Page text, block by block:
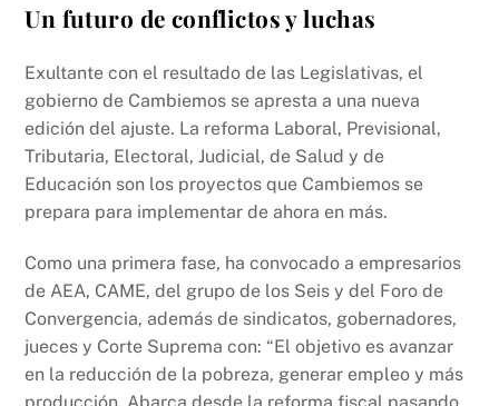
Un futuro de conflictos y luchas
Exultante con el resultado de las Legislativas, el
gobierno de Cambiemos se apresta a una nueva
edición del ajuste. La reforma Laboral, Previsional,
Tributaria, Electoral, Judicial, de Salud y de
Educación son los proyectos que Cambiemos se
prepara para implementar de ahora en más.
Como una primera fase, ha convocado a empresarios
de AEA, CAME, del grupo de los Seis y del Foro de
Convergencia, además de sindicatos, gobernadores,
jueces y Corte Suprema con: “El objetivo es avanzar
en la reducción de la pobreza, generar empleo y más